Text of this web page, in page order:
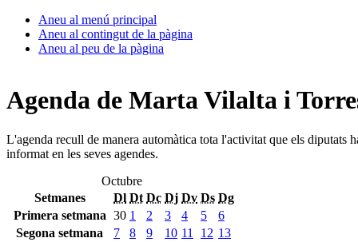
Aneu al menú principal
Aneu al contingut de la pàgina
Aneu al peu de la pàgina
Agenda de Marta Vilalta i
L'agenda recull de manera automàtica tota l'activitat que els diputats
informat en les seves agendes.
Octubre
Setmanes
Dl Dt Dc Dj Dv Ds Dg
Primera setmana 30 1 2 3 4 5
6
Segona setmana
7 8 9 10 11 12 13